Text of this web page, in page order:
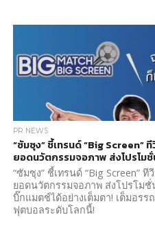
PR NEWS
“ซัมซุง” ชี้เทรนด์ “Big Screen”
ยอดนวัตกรรมจอภาพ ส่งโปรโม
“ซัมซุง” ชี้เทรนด์ “Big Screen”
ยอดนวัตกรรมจอภาพ ส่งโปรโม
บิ๊กแมตช์ได้อย่างเต็มตา! เต็มอร
ฟุตบอลระดับโลกนี้!